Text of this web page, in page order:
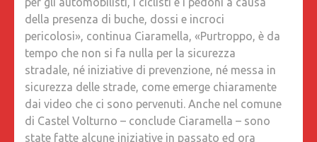
della presenza di buche, dossi e incroci
pericolosi», continua Ciaramella, «Purtroppo, è da
tempo che non si fa nulla per la sicurezza
stradale, né iniziative di prevenzione, né messa in
sicurezza delle strade, come emerge chiaramente
dai video che ci sono pervenuti. Anche nel comune
di Castel Volturno – conclude Ciaramella – sono
state fatte alcune iniziative in passato ed ora